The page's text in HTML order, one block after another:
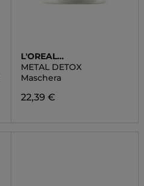
L'OREAL
PROFESSIONNEL
METAL DETOX
Maschera
22,39 €